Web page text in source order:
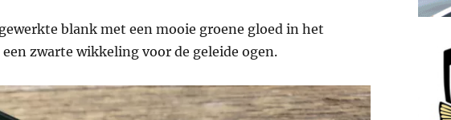
blank met een mooie groene gloed in het
zwarte wikkeling voor de geleide ogen.